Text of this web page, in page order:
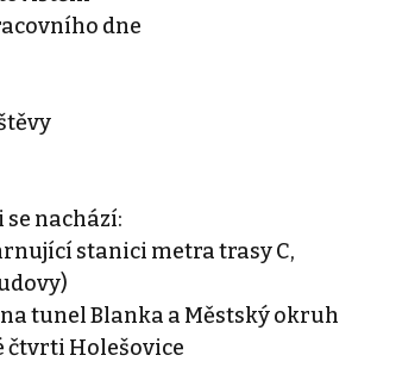
dne
nachází:
stanici metra trasy C,
tunel Blanka a Městský okruh
čtvrti Holešovice